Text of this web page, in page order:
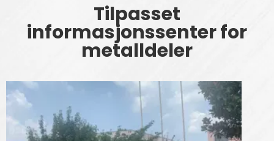
Tilpasset
informasjonssenter for
metalldeler